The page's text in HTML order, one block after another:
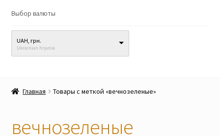
Саженцы
Семена
Биопрепараты
Выбор валюты
UAH, грн.
Ukrainian hryvnia
Главная Товары с меткой «вечнозеленые»
вечнозеленые